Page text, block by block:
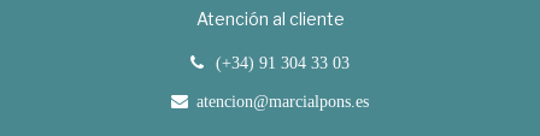
Atención al cliente
(+34) 91 304 33 03
atencion@marcialpons.es